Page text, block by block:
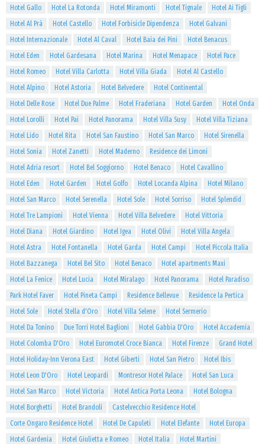
Hotel Gallo
Hotel La Rotonda Hotel Miramonti Hotel Tignale
Hotel Ai Tigli
Hotel Al Prà
Hotel Castello Hotel Forbisicle Dipendenza
Hotel Galvani
Hotel Internazionale
Hotel Al Caval Hotel Baia dei Pini
Hotel Benacus
Hotel Eden
Hotel Gardesana Hotel Marina Hotel Menapace
Hotel Pace
Hotel Romeo
Hotel Villa Carlotta Hotel Villa Giada
Hotel Al Castello
Hotel Alpino
Hotel Astoria Hotel Belvedere
Hotel Continental
Hotel Delle Rose
Hotel Due Palme Hotel Fraderiana Hotel Garden
Hotel Onda
Hotel Lorolli
Hotel Pai Hotel Panorama Hotel Villa Susy
Hotel Villa Tiziana
Hotel Lido
Hotel Rita Hotel San Faustino Hotel San Marco
Hotel Sirenella
Hotel Sonia
Hotel Zanetti Hotel Maderno
Residence dei Limoni
Hotel Adria resort
Hotel Bel Soggiorno Hotel Benaco
Hotel Cavallino
Hotel Eden
Hotel Garden Hotel Golfo Hotel Locanda Alpina
Hotel Milano
Hotel San Marco
Hotel Serenella Hotel Sole Hotel Sorriso
Hotel Splendid
Hotel Tre Lampioni
Hotel Vienna Hotel Villa Belvedere
Hotel Vittoria
Hotel Diana
Hotel Giardino Hotel Igea Hotel Olivi
Hotel Villa Angela
Hotel Astra
Hotel Fontanella Hotel Garda Hotel Campi
Hotel Piccola Italia
Hotel Bazzanega
Hotel Bel Sito Hotel Benaco
Hotel apartments Maxi
Hotel La Fenice
Hotel Lucia Hotel Miralago Hotel Panorama
Hotel Paradiso
Park Hotel Faver
Hotel Pineta Campi Residence Bellevue
Residence la Pertica
Hotel Sole
Hotel Stella d'Oro Hotel Villa Selene
Hotel Sermerio
Hotel Da Tonino
Due Torri Hotel Baglioni Hotel Gabbia D'Oro
Hotel Accademia
Hotel Colomba D'Oro
Hotel Euromotel Croce Bianca Hotel Firenze
Grand Hotel
Hotel Holiday-Inn Verona East
Hotel Giberti Hotel San Pietro
Hotel Ibis
Hotel Leon D'Oro
Hotel Leopardi Montresor Hotel Palace
Hotel San Luca
Hotel San Marco
Hotel Victoria Hotel Antica Porta Leona
Hotel Bologna
Hotel Borghetti
Hotel Brandoli
Castelvecchio Residence Hotel
Corte Ongaro Residence Hotel
Hotel De Capuleti Hotel Elefante
Hotel Europa
Hotel Gardenia
Hotel Giulietta e Romeo Hotel Italia
Hotel Martini